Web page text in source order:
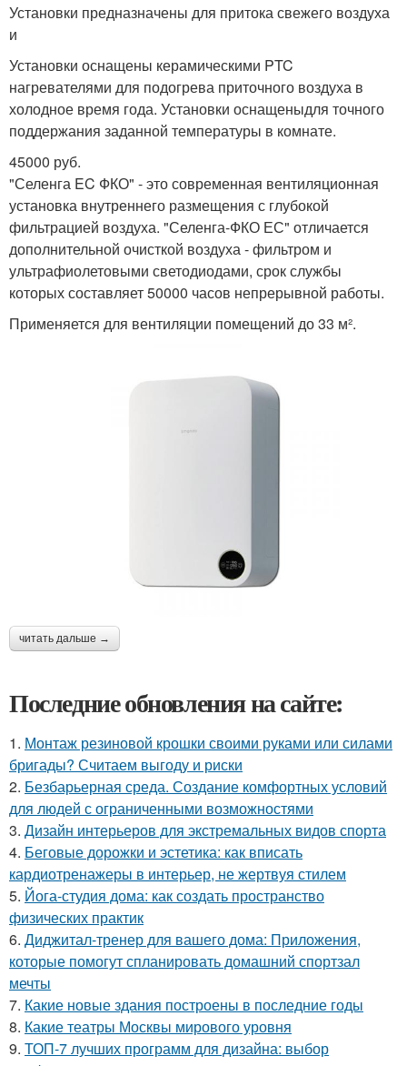
Установки предназначены для притока свежего воздуха
и
Установки оснащены керамическими PTC
нагревателями для подогрева приточного воздуха в
холодное время года. Установки оснащеныдля точного
поддержания заданной температуры в комнате.
45000 руб.
"Селенга EC ФКО" - это современная вентиляционная
установка внутреннего размещения с глубокой
фильтрацией воздуха. "Селенга-ФКО ЕС" отличается
дополнительной очисткой воздуха - фильтром и
ультрафиолетовыми светодиодами, срок службы
которых составляет 50000 часов непрерывной работы.
Применяется для вентиляции помещений до 33 м².
читать дальше →
Последние обновления на сайте:
1. Монтаж резиновой крошки своими руками или силами
бригады? Считаем выгоду и риски
2. Безбарьерная среда. Создание комфортных условий
для людей с ограниченными возможностями
3. Дизайн интерьеров для экстремальных видов спорта
4. Беговые дорожки и эстетика: как вписать
кардиотренажеры в интерьер, не жертвуя стилем
5. Йога-студия дома: как создать пространство
физических практик
6. Диджитал-тренер для вашего дома: Приложения,
которые помогут спланировать домашний спортзал
мечты
7. Какие новые здания построены в последние годы
8. Какие театры Москвы мирового уровня
9. ТОП-7 лучших программ для дизайна: выбор